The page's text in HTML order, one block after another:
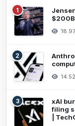
1
2
3
xAI
filing
|